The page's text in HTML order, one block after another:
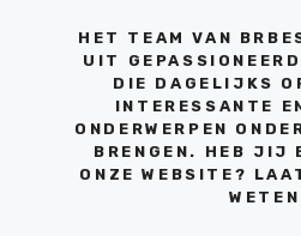
HET TEAM VAN
UIT
DIE DAGELIJKS
INTERESSANTE
ONDERWERPEN
BRENGEN. HEB JIJ
ONZE WEBSITE?